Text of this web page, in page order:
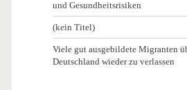
und Gesundheitsrisiken
(kein Titel)
Viele gut ausgebildete Migranten
Deutschland wieder zu verlassen